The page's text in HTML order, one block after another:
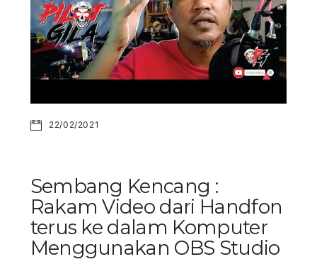
22/02/2021
Sembang Kencang :
Rakam Video dari Handfon
terus ke dalam Komputer
Menggunakan OBS Studio